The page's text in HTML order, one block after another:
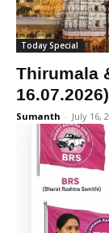
Today Special
16.07.2026)
Sumanth - July 16,